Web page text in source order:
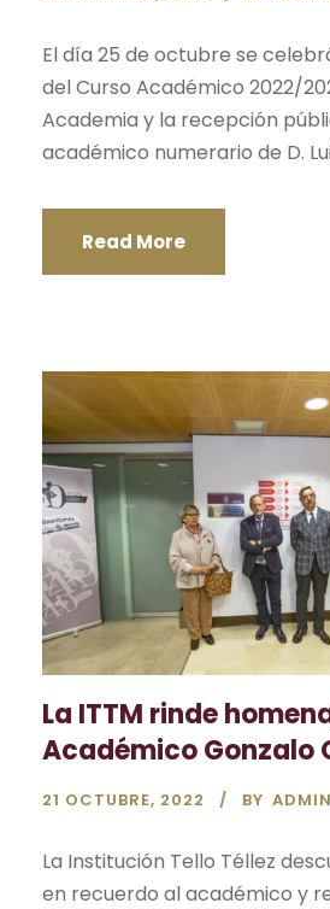
El día 25 de octubre se
del Curso Académico 2022/
Academia y la recepción
académico numerario de D.
Read More
La ITTM rinde
Académico Gonzalo
21 OCTUBRE, 2022 BY ADMIN
La Institución Tello Téllez
en recuerdo al académico y